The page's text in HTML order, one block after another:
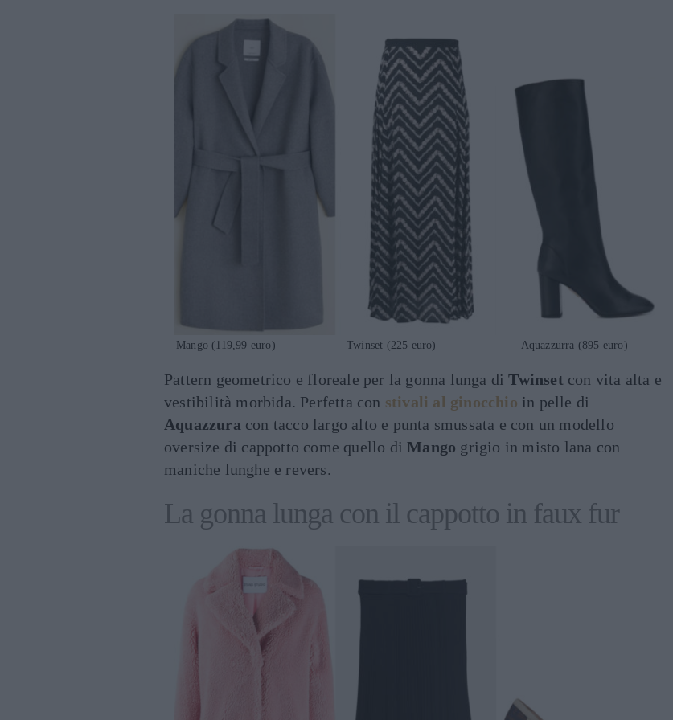
Mango (119,99 euro) Twinset (225 euro) Aquazzurra (895 euro)
Pattern geometrico e floreale per la gonna lunga diTwinset con vita alta e
vestibilità morbida. Perfetta con stivali al ginocchio in pelle di
Aquazzura con tacco largo alto e punta smussata e con un modello
oversize di cappotto come quello diMango grigio in misto lana con
maniche lunghe e revers.
La gonna lunga con il cappotto in faux fur